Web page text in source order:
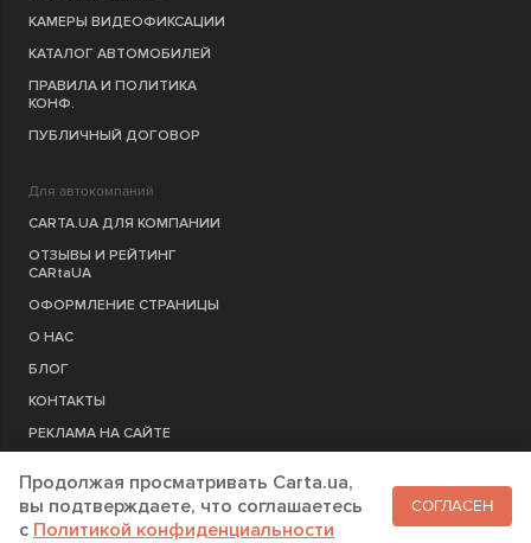
КАМЕРЫ ВИДЕОФИКСАЦИИ
КАТАЛОГ АВТОМОБИЛЕЙ
ПРАВИЛА И ПОЛИТИКА
КОНФ.
ПУБЛИЧНЫЙ ДОГОВОР
Для автокомпаний
CARTA.UA ДЛЯ КОМПАНИИ
ОТЗЫВЫ И РЕЙТИНГ
CARtaUA
ОФОРМЛЕНИЕ СТРАНИЦЫ
О НАС
БЛОГ
КОНТАКТЫ
РЕКЛАМА НА САЙТЕ
РЕГИСТРАЦИЯ КОМПАНИЮ
Продолжая просматривать Carta.ua,
вы подтверждаете, что соглашаетесь
c Политикой конфиденциальности
СОГЛАСЕН